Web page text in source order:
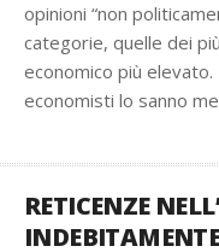
opinioni “non
categorie, quelle dei
economico più
economisti lo sanno
RETICENZE